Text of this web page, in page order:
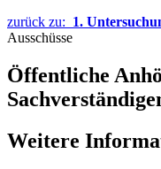
zurück zu: 1.
Ausschüsse
Öffentliche
Weitere